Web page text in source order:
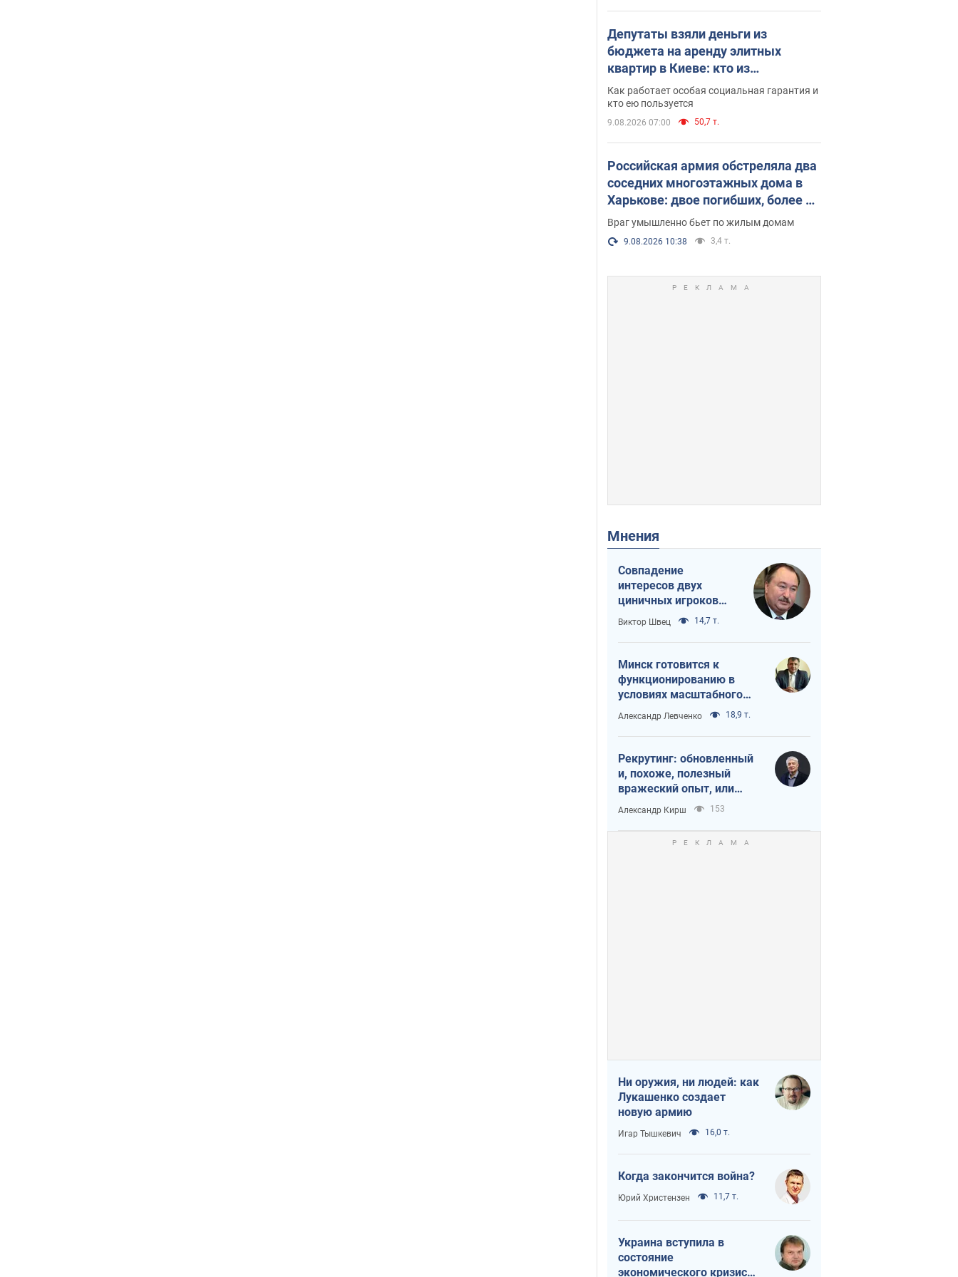
Депутаты взяли деньги из
бюджета на аренду элитных
квартир в Киеве: кто из
парламентариев просил средства
и где поселился
Как работает особая социальная гарантия и
кто ею пользуется
9.08.2026 07:00 50,7 т.
Российская армия обстреляла два
соседних многоэтажных дома в
Харькове: двое погибших, более 20
пострадавших
Враг умышленно бьет по жилым домам
9.08.2026 10:38 3,4 т.
Мнения
Совпадение
интересов двух
циничных игроков
или тайный план
Трампа и Путина?
Виктор Швец 14,7 т.
Минск готовится к
функционированию в
условиях масштабного
военного кризиса
Александр Левченко 18,9 т.
Рекрутинг: обновленный
и, похоже, полезный
вражеский опыт, или
Диалектика
требовательной трусости
Александр Кирш 153
Ни оружия, ни людей: как
Лукашенко создает
новую армию
Игар Тышкевич 16,0 т.
Когда закончится война?
Юрий Христензен 11,7 т.
Украина вступила в
состояние
экономического кризиса.